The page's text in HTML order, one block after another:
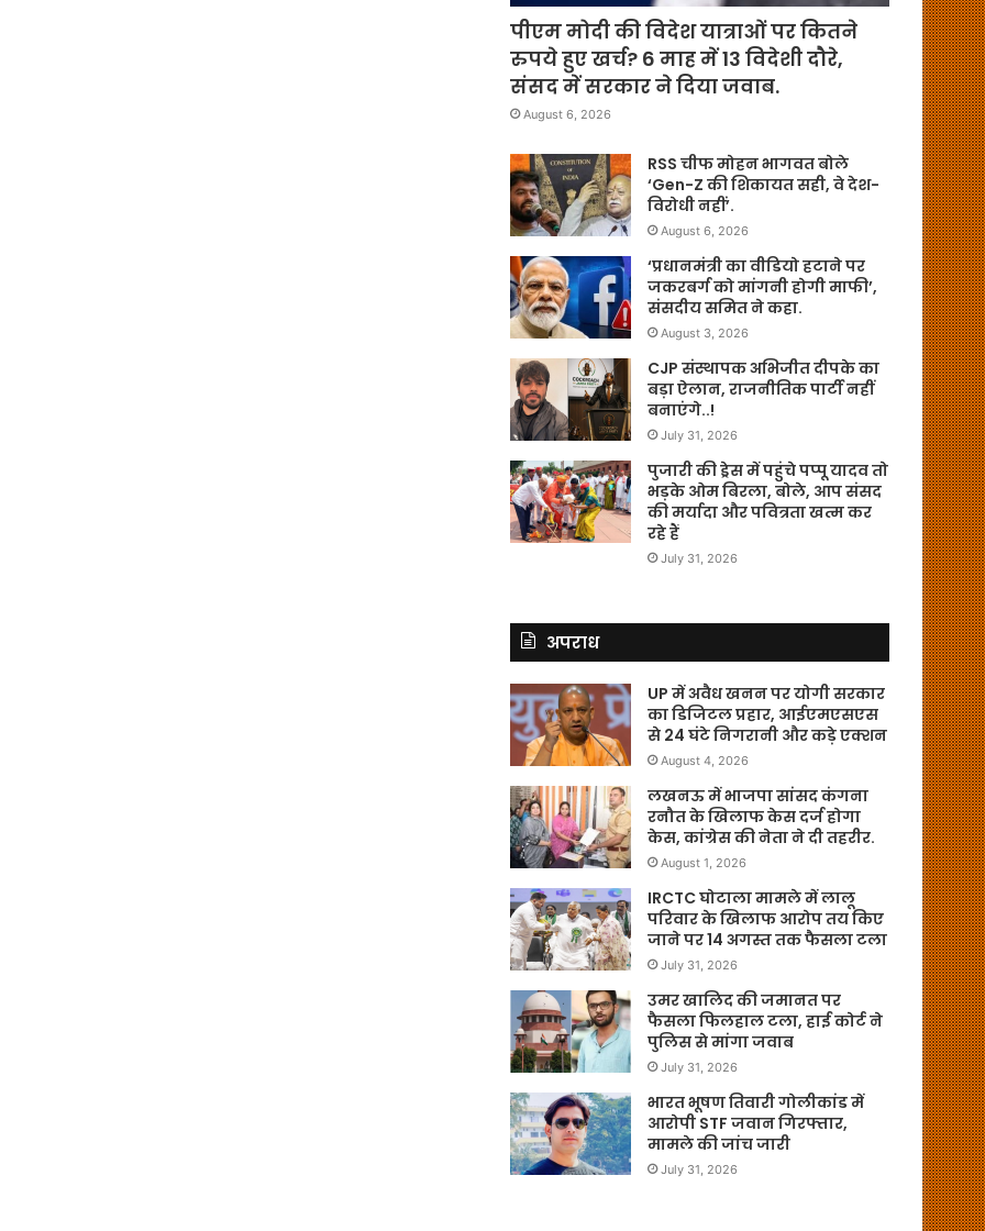
पीएम मोदी की विदेश यात्राओं पर कितने
रुपये हुए खर्च? 6 माह में 13 विदेशी दौरे,
संसद में सरकार ने दिया जवाब.
August 6, 2026
RSS चीफ मोहन भागवत बोले
‘Gen-Z की शिकायत सही, वे देश-
विरोधी नहीं’.
August 6, 2026
‘प्रधानमंत्री का वीडियो हटाने पर
जकरबर्ग को मांगनी होगी माफी’,
संसदीय समित ने कहा.
August 3, 2026
CJP संस्थापक अभिजीत दीपके का
बड़ा ऐलान, राजनीतिक पार्टी नहीं
बनाएंगे..!
July 31, 2026
पुजारी की ड्रेस में पहुंचे पप्पू यादव तो
भड़के ओम बिरला, बोले, आप संसद
की मर्यादा और पवित्रता खत्म कर
रहे हैं
July 31, 2026
अपराध
UP में अवैध खनन पर योगी सरकार
का डिजिटल प्रहार, आईएमएसएस
से 24 घंटे निगरानी और कड़े एक्शन
August 4, 2026
लखनऊ में भाजपा सांसद कंगना
रनौत के खिलाफ केस दर्ज होगा
केस, कांग्रेस की नेता ने दी तहरीर.
August 1, 2026
IRCTC घोटाला मामले में लालू
परिवार के खिलाफ आरोप तय किए
जाने पर 14 अगस्त तक फैसला टला
July 31, 2026
उमर खालिद की जमानत पर
फैसला फिलहाल टला, हाई कोर्ट ने
पुलिस से मांगा जवाब
July 31, 2026
भारत भूषण तिवारी गोलीकांड में
आरोपी STF जवान गिरफ्तार,
मामले की जांच जारी
July 31, 2026